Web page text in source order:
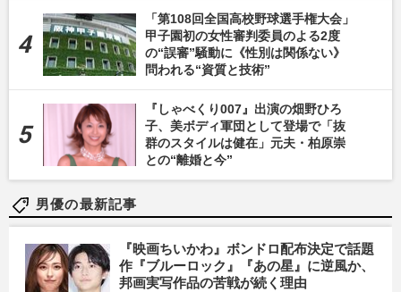
「第108回全国高校野球選手権大会」
甲子園初の女性審判委員のよる2度
の“誤審”騒動に《性別は関係ない》
問われる“資質と技術”
『しゃべくり007』出演の畑野ひろ
子、美ボディ軍団として登場で「抜
群のスタイルは健在」元夫・柏原崇
との“離婚と今”
男優の最新記事
『映画ちいかわ』ボンドロ配布決定で話題
作『ブルーロック』『あの星』に逆風か、
邦画実写作品の苦戦が続く理由